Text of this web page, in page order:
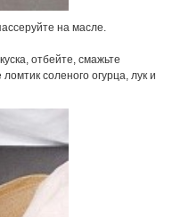
на масле.
отбейте, смажьте
соленого огурца, лук и